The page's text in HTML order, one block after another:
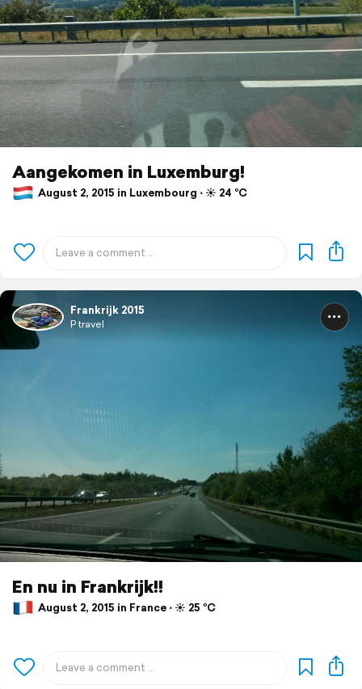
Aangekomen in Luxemburg!
August 2, 2015 in Luxembourg ⋅ ☀️ 24 °C
Frankrijk 2015
P travel
En nu in Frankrijk!!
August 2, 2015 in France ⋅ ☀️ 25 °C